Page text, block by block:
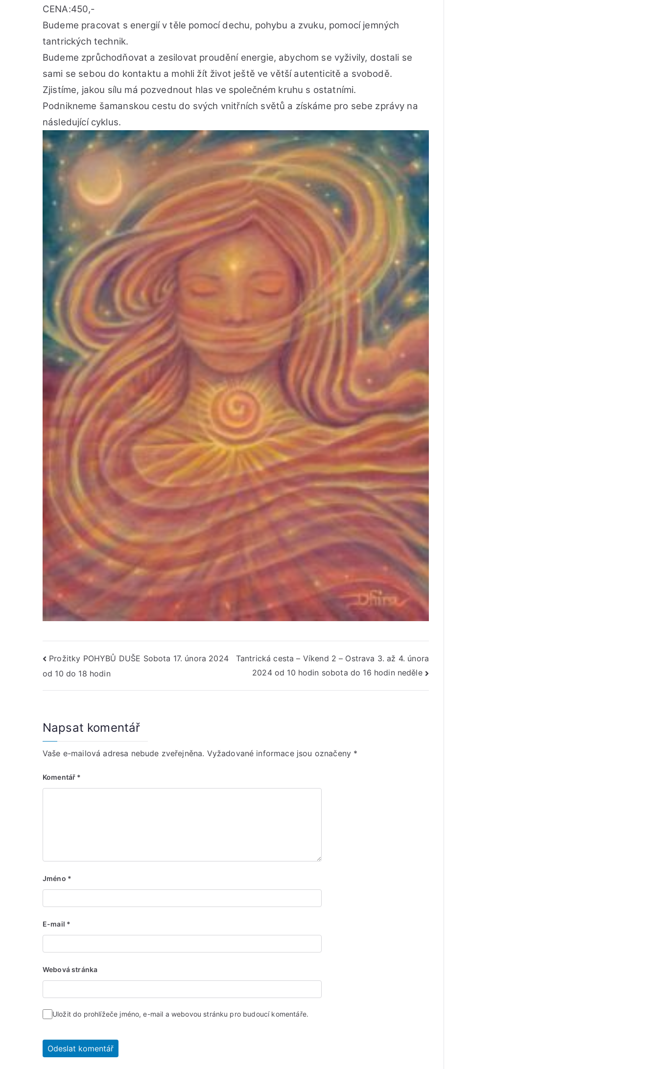
CENA:450,-
Budeme pracovat s energií v těle pomocí dechu, pohybu a zvuku, pomocí jemných
tantrických technik.
Budeme zprůchodňovat a zesilovat proudění energie, abychom se vyživily, dostali se
sami se sebou do kontaktu a mohli žít život ještě ve větší autenticitě a svobodě.
Zjistíme, jakou sílu má pozvednout hlas ve společném kruhu s ostatními.
Podnikneme šamanskou cestu do svých vnitřních světů a získáme pro sebe zprávy na
následující cyklus.
Navigace
pro
Prožitky POHYBŮ DUŠE Sobota 17. února 2024
od 10 do 18 hodin
Tantrická cesta – Víkend 2 – Ostrava 3. až 4. února
2024 od 10 hodin sobota do 16 hodin neděle
Napsat komentář
Vaše e-mailová adresa nebude zveřejněna. Vyžadované informace jsou označeny *
Komentář *
Jméno *
E-mail *
Webová stránka
Uložit do prohlížeče jméno, e-mail a webovou stránku pro budoucí komentáře.